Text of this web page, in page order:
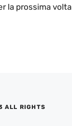
la prossima
ALL RIGHTS